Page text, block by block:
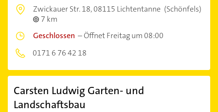
Zwickauer Str. 18,08115 Lichtentanne (Schönfels)
7 km
Geschlossen –Öffnet Freitag um 08:00
0171 6 76 42 18
Carsten Ludwig Garten- und
Landschaftsbau